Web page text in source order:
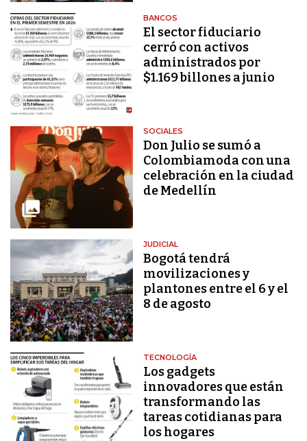
BANCOS
El sector fiduciario
cerró con activos
administrados por
$1.169 billones a junio
SOCIALES
Don Julio se sumó a
Colombiamoda con una
celebración en la ciudad
de Medellín
JUDICIAL
Bogotá tendrá
movilizaciones y
plantones entre el 6 y el
8 de agosto
TECNOLOGÍA
Los gadgets
innovadores que están
transformando las
tareas cotidianas para
los hogares